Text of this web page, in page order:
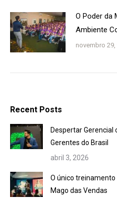
O Poder da
Ambiente
novembro 29,
Recent Posts
Despertar Gerencial
Gerentes do Brasil
abril 3, 2026
O único
Mago das Vendas